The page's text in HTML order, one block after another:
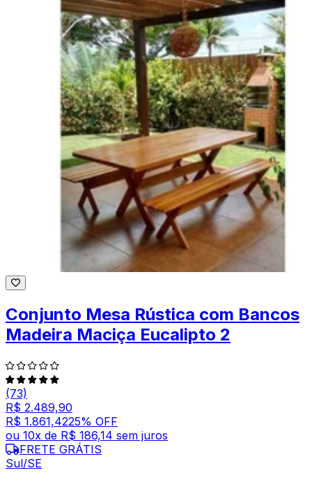
Conjunto Mesa Rústica com Bancos
Madeira Maciça Eucalipto 2
(73)
R$ 2.489,90
R$ 1.861,4225% OFF
ou 10x de R$ 186,14 sem juros
FRETE GRÁTIS
Sul/SE